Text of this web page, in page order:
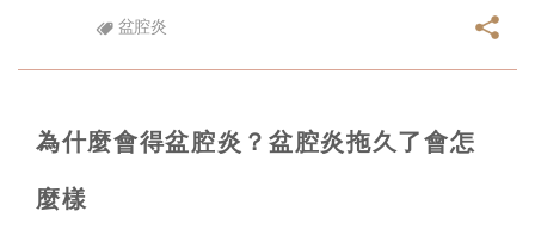
盆腔炎
為什麼會得盆腔炎？盆腔炎拖久了會怎
麼樣